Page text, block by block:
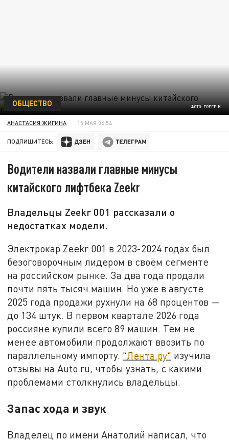
ФОТО: FREEPIK.
ОБЩЕСТВО
АНАСТАСИЯ ЖИГИНА 15 МАЯ 06:54
ПОДПИШИТЕСЬ:
Водители назвали главные минусы
китайского лифтбека Zeekr
Владельцы Zeekr 001 рассказали о
недостатках модели.
Электрокар Zeekr 001 в 2023-2024 годах был
безоговорочным лидером в своём сегменте
на российском рынке. За два года продали
почти пять тысяч машин. Но уже в августе
2025 года продажи рухнули на 68 процентов —
до 134 штук. В первом квартале 2026 года
россияне купили всего 89 машин. Тем не
менее автомобили продолжают ввозить по
параллельному импорту. "Лента.ру" изучила
отзывы на Auto.ru, чтобы узнать, с какими
проблемами столкнулись владельцы.
Запас хода и звук
Владелец по имени Анатолий написал, что